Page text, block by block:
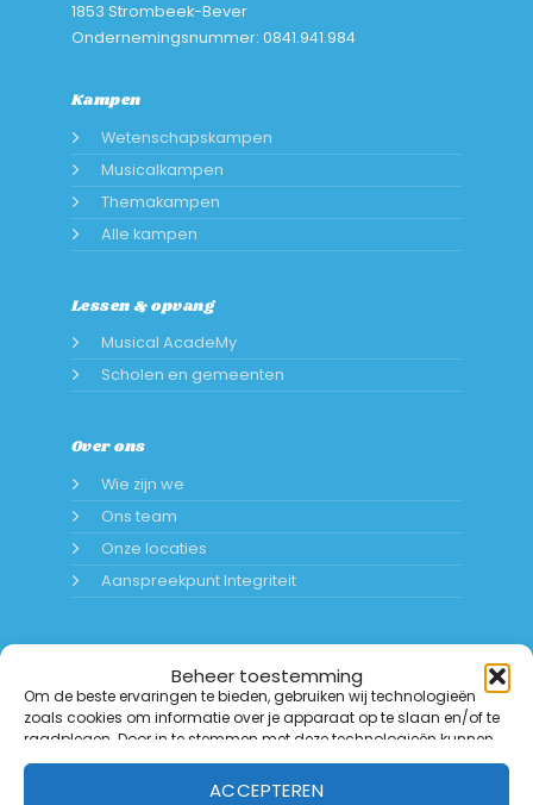
Beheer toestemming
Om de beste ervaringen te bieden, gebruiken wij technologieën
zoals cookies om informatie over je apparaat op te slaan en/of te
raadplegen. Door in te stemmen met deze technologieën kunnen
wij gegevens zoals surfgedrag of unieke ID's op deze website
verwerken. Als je geen toestemming geeft of uw toestemming
ACCEPTEREN
1853 Strombeek-Bever
Ondernemingsnummer: 0841.941.984
Kampen
Wetenschapskampen
Musicalkampen
Themakampen
Alle kampen
Lessen & opvang
Musical AcadeMy
Scholen en gemeenten
Over ons
Wie zijn we
Ons team
Onze locaties
Aanspreekpunt Integriteit